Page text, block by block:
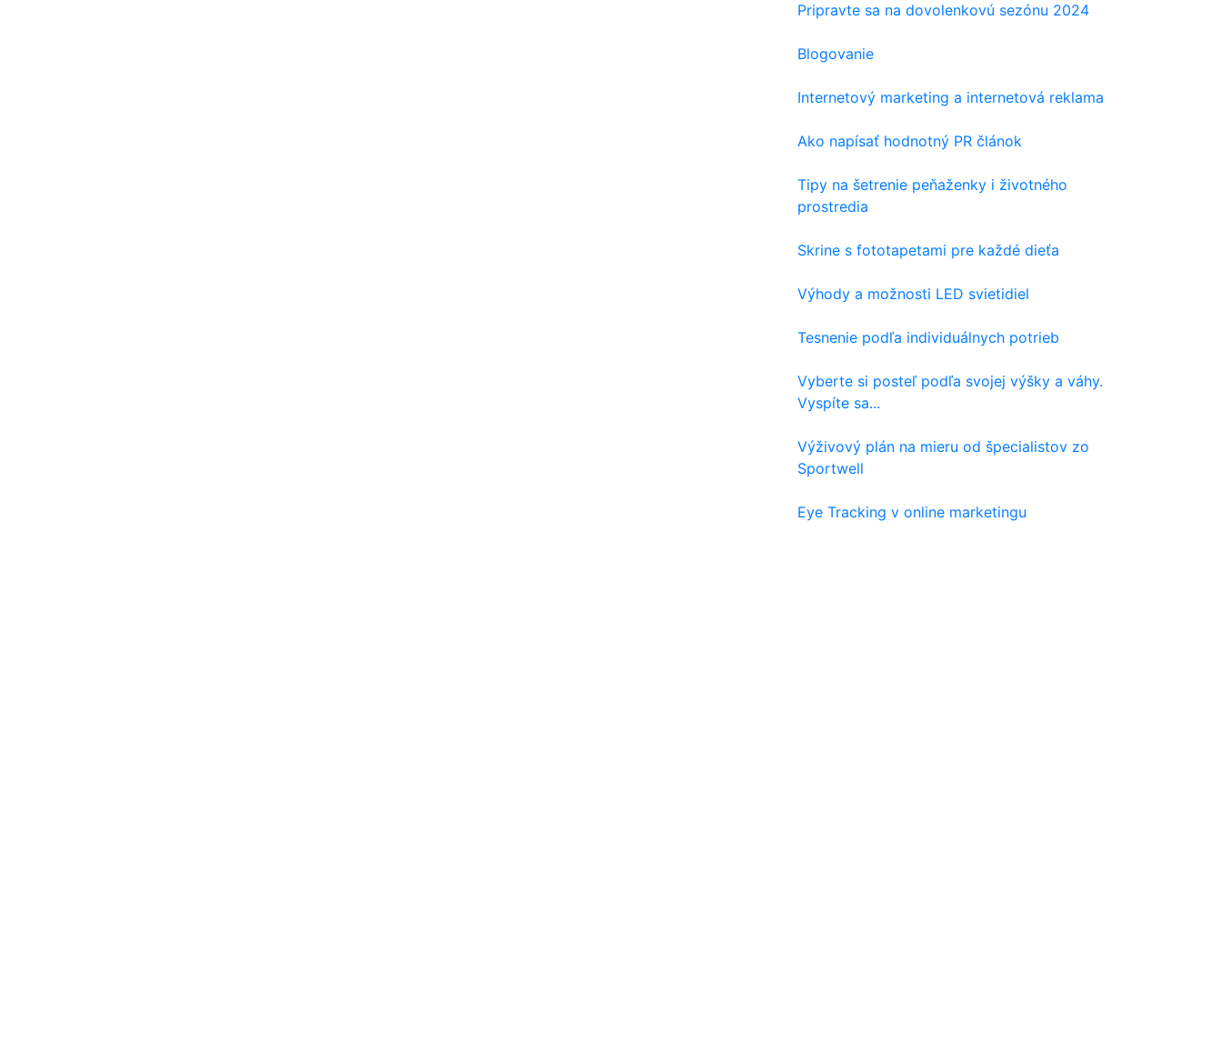
Pripravte sa na dovolenkovú sezónu 2024
Blogovanie
Internetový marketing a internetová reklama
Ako napísať hodnotný PR článok
Tipy na šetrenie peňaženky i životného
prostredia
Skrine s fototapetami pre každé dieťa
Výhody a možnosti LED svietidiel
Tesnenie podľa individuálnych potrieb
Vyberte si posteľ podľa svojej výšky a váhy.
Vyspíte sa...
Výživový plán na mieru od špecialistov zo
Sportwell
Eye Tracking v online marketingu